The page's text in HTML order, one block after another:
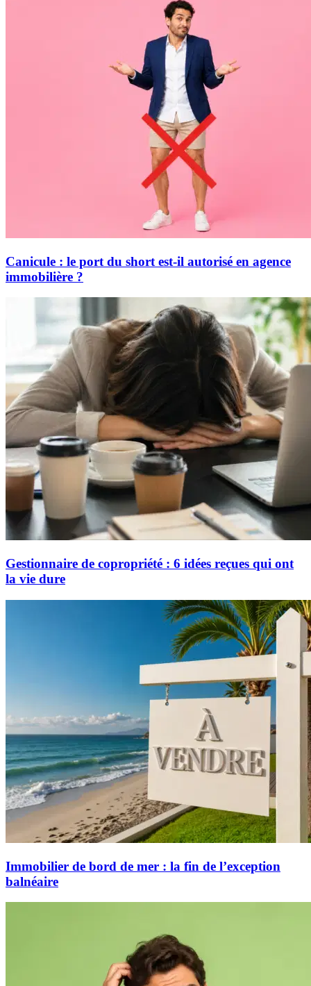
Canicule : le port du short est-il autorisé en agence
immobilière ?
Gestionnaire de copropriété : 6 idées reçues qui ont
la vie dure
Immobilier de bord de mer : la fin de l’exception
balnéaire